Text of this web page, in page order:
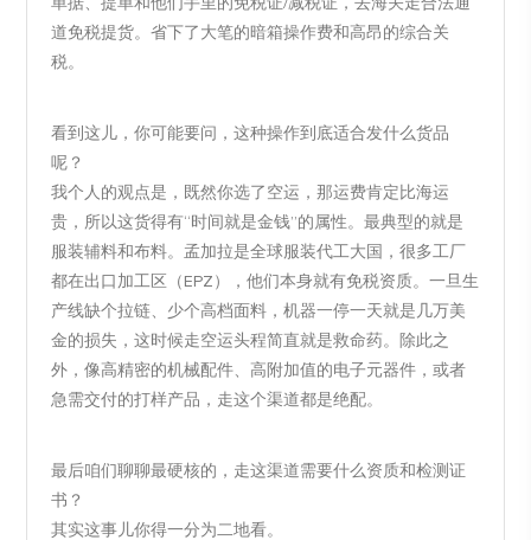
道免税提货。省下了大笔的暗箱操作费和高昂的综合关
税。
看到这儿，你可能要问，这种操作到底适合发什么货品
呢？
我个人的观点是，既然你选了空运，那运费肯定比海运
贵，所以这货得有“时间就是金钱”的属性。最典型的就是
服装辅料和布料。孟加拉是全球服装代工大国，很多工厂
都在出口加工区（EPZ），他们本身就有免税资质。一旦生
产线缺个拉链、少个高档面料，机器一停一天就是几万美
金的损失，这时候走空运头程简直就是救命药。除此之
外，像高精密的机械配件、高附加值的电子元器件，或者
急需交付的打样产品，走这个渠道都是绝配。
最后咱们聊聊最硬核的，走这渠道需要什么资质和检测证
书？
其实这事儿你得一分为二地看。